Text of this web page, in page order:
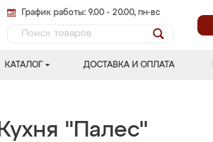
График работы: 9.00 - 20.00, пн-вс
КАТАЛОГ ДОСТАВКА И ОПЛАТА
Кухня "Палес"